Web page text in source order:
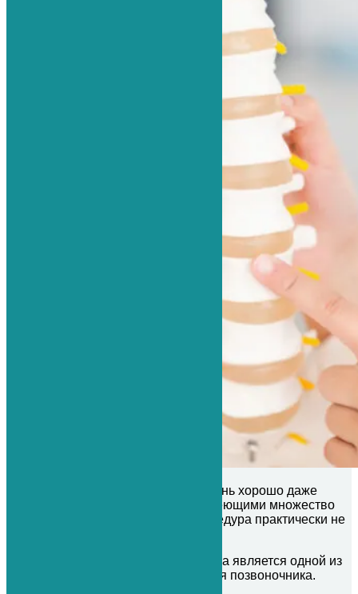
Данная процедура переносится очень хорошо даже
самыми тяжелыми пациентами, имеющими множество
сопутствующих заболеваний. Процедура практически не
Регенерация межпозвонкового диска является одной из
новейших процедур восстановления позвоночника.